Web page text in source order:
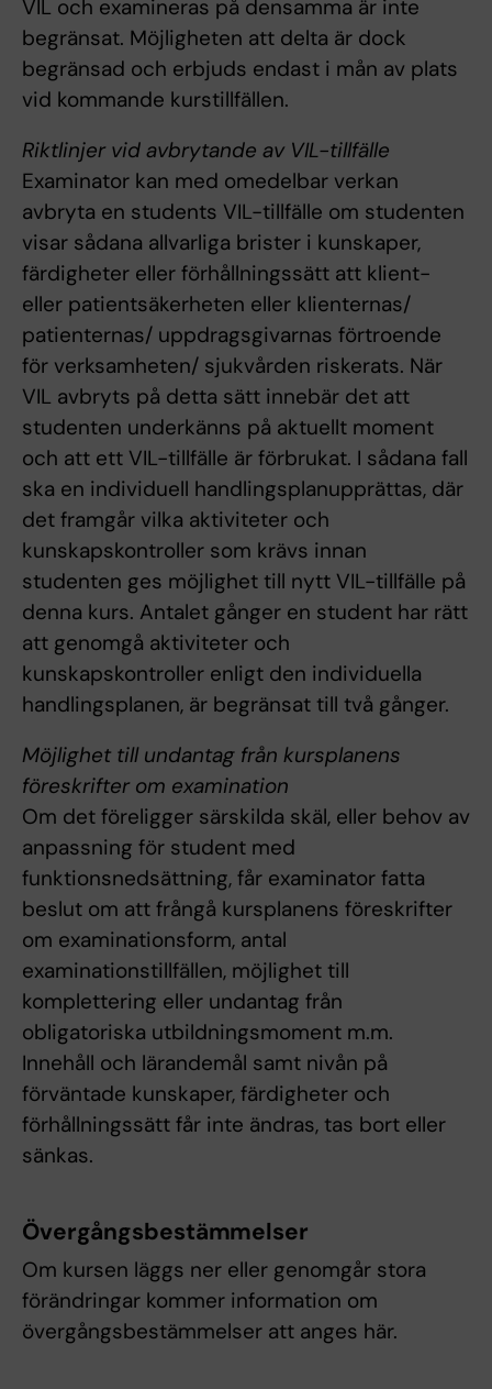
VIL och examineras på densamma är inte
begränsat. Möjligheten att delta är dock
begränsad och erbjuds endast i mån av plats
vid kommande kurstillfällen.
Riktlinjer vid avbrytande av VIL-tillfälle
Examinator kan med omedelbar verkan
avbryta en students VIL-tillfälle om studenten
visar sådana allvarliga brister i kunskaper,
färdigheter eller förhållningssätt att klient-
eller patientsäkerheten eller klienternas/
patienternas/ uppdragsgivarnas förtroende
för verksamheten/ sjukvården riskerats. När
VIL avbryts på detta sätt innebär det att
studenten underkänns på aktuellt moment
och att ett VIL-tillfälle är förbrukat. I sådana fall
ska en individuell handlingsplanupprättas, där
det framgår vilka aktiviteter och
kunskapskontroller som krävs innan
studenten ges möjlighet till nytt VIL-tillfälle på
denna kurs. Antalet gånger en student har rätt
att genomgå aktiviteter och
kunskapskontroller enligt den individuella
handlingsplanen, är begränsat till två gånger.
Möjlighet till undantag från kursplanens
föreskrifter om examination
Om det föreligger särskilda skäl, eller behov av
anpassning för student med
funktionsnedsättning, får examinator fatta
beslut om att frångå kursplanens föreskrifter
om examinationsform, antal
examinationstillfällen, möjlighet till
komplettering eller undantag från
obligatoriska utbildningsmoment m.m.
Innehåll och lärandemål samt nivån på
förväntade kunskaper, färdigheter och
förhållningssätt får inte ändras, tas bort eller
sänkas.
Övergångsbestämmelser
Om kursen läggs ner eller genomgår stora
förändringar kommer information om
övergångsbestämmelser att anges här.